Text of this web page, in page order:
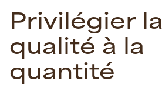
Privilégier la
qualité à la
quantité